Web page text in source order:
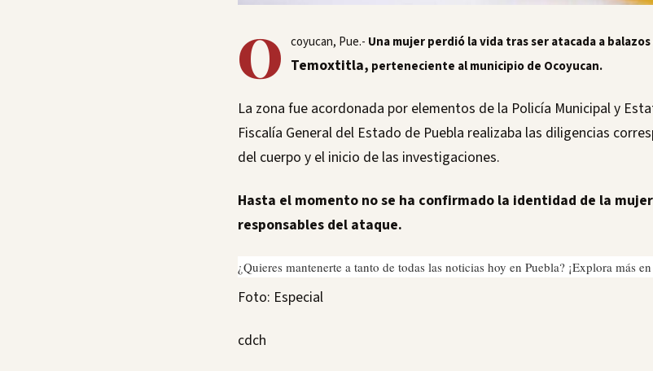
O coyucan, Pue.- Una mujer perdió la vida tras ser atacada a
Temoxtitla, perteneciente al municipio de Ocoyucan.
La zona fue acordonada por elementos de la Policía Municipal y
Fiscalía General del Estado de Puebla realizaba las diligencias
del cuerpo y el inicio de las investigaciones.
Hasta el momento no se ha confirmado la identidad de la
responsables del ataque.
¿Quieres mantenerte a tanto de todas las noticias hoy en Puebla? ¡Explora más en
Foto: Especial
cdch